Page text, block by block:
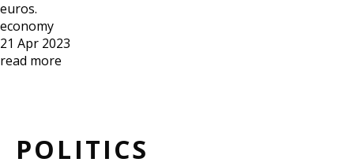
euros.
economy
21 Apr 2023
read more
POLITICS